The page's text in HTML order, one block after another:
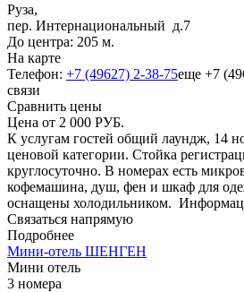
Руза,
пер. Интернациональный д.7
До центра: 205 м.
На карте
Телефон: +7 (49627) 2-38-75еще +7
связи
Сравнить цены
Цена от 2 000 РУБ.
К услугам гостей общий лаундж, 14
ценовой категории. Стойка
круглосуточно. В номерах есть
кофемашина, душ, фен и шкаф для
оснащены холодильником.
Связаться напрямую
Подробнее
Мини-отель ШЕНГЕН
Мини отель
3 номера